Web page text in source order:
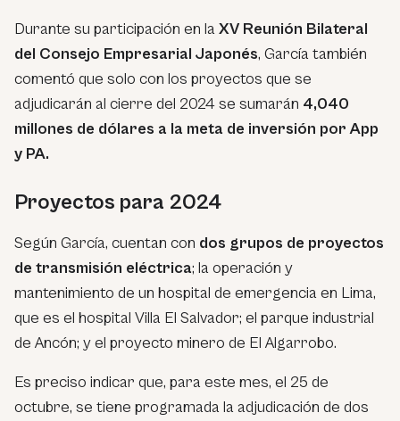
Durante su participación en la XV Reunión Bilateral
del Consejo Empresarial Japonés, García también
comentó que solo con los proyectos que se
adjudicarán al cierre del 2024 se sumarán 4,040
millones de dólares a la meta de inversión por App
y PA.
Proyectos para 2024
Según García, cuentan con dos grupos de proyectos
de transmisión eléctrica; la operación y
mantenimiento de un hospital de emergencia en Lima,
que es el hospital Villa El Salvador; el parque industrial
de Ancón; y el proyecto minero de El Algarrobo.
Es preciso indicar que, para este mes, el 25 de
octubre, se tiene programada la adjudicación de dos